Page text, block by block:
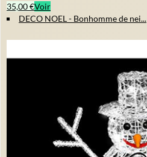
35,00 €Voir
DECO NOEL - Bonhomme de nei...